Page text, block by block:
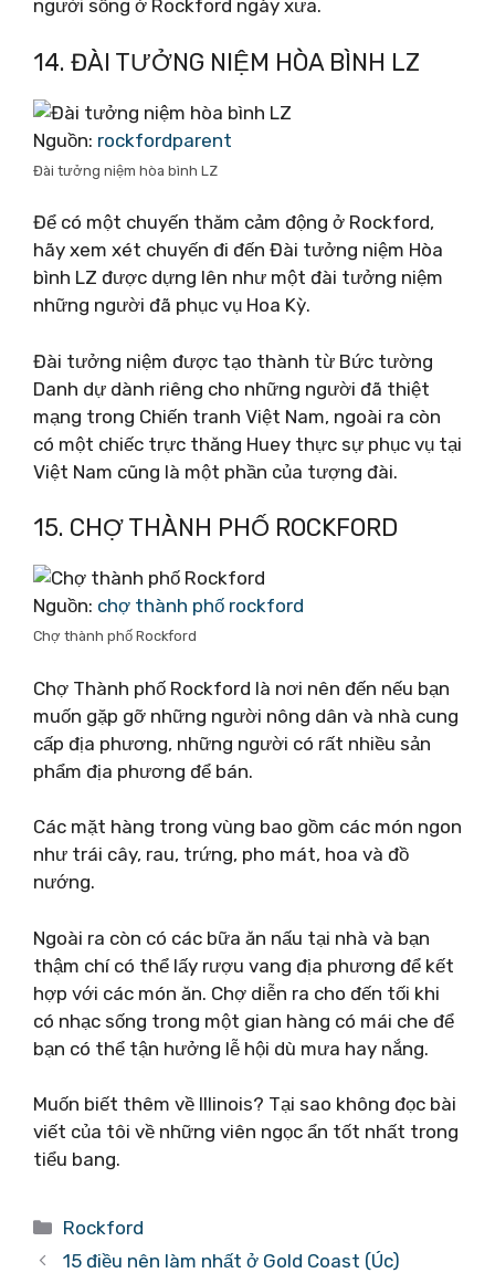
người sống ở Rockford ngày xưa.
14. ĐÀI TƯỞNG NIỆM HÒA BÌNH LZ
Nguồn: rockfordparent
Đài tưởng niệm hòa bình LZ
Để có một chuyến thăm cảm động ở Rockford,
hãy xem xét chuyến đi đến Đài tưởng niệm Hòa
bình LZ được dựng lên như một đài tưởng niệm
những người đã phục vụ Hoa Kỳ.
Đài tưởng niệm được tạo thành từ Bức tường
Danh dự dành riêng cho những người đã thiệt
mạng trong Chiến tranh Việt Nam, ngoài ra còn
có một chiếc trực thăng Huey thực sự phục vụ tại
Việt Nam cũng là một phần của tượng đài.
15. CHỢ THÀNH PHỐ ROCKFORD
Nguồn: chợ thành phố rockford
Chợ thành phố Rockford
Chợ Thành phố Rockford là nơi nên đến nếu bạn
muốn gặp gỡ những người nông dân và nhà cung
cấp địa phương, những người có rất nhiều sản
phẩm địa phương để bán.
Các mặt hàng trong vùng bao gồm các món ngon
như trái cây, rau, trứng, pho mát, hoa và đồ
nướng.
Ngoài ra còn có các bữa ăn nấu tại nhà và bạn
thậm chí có thể lấy rượu vang địa phương để kết
hợp với các món ăn. Chợ diễn ra cho đến tối khi
có nhạc sống trong một gian hàng có mái che để
bạn có thể tận hưởng lễ hội dù mưa hay nắng.
Muốn biết thêm về Illinois? Tại sao không đọc bài
viết của tôi về những viên ngọc ẩn tốt nhất trong
tiểu bang.
Danh
mục
Rockford
15 điều nên làm nhất ở Gold Coast (Úc)